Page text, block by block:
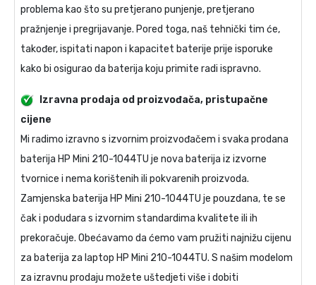
problema kao što su pretjerano punjenje, pretjerano
pražnjenje i pregrijavanje. Pored toga, naš tehnički tim će,
također, ispitati napon i kapacitet baterije prije isporuke
kako bi osigurao da baterija koju primite radi ispravno.
Izravna prodaja od proizvođača, pristupačne
cijene
Mi radimo izravno s izvornim proizvođačem i svaka prodana
baterija HP Mini 210-1044TU je nova baterija iz izvorne
tvornice i nema korištenih ili pokvarenih proizvoda.
Zamjenska baterija HP Mini 210-1044TU je pouzdana, te se
čak i podudara s izvornim standardima kvalitete ili ih
prekoračuje. Obećavamo da ćemo vam pružiti najnižu cijenu
za baterija za laptop HP Mini 210-1044TU. S našim modelom
za izravnu prodaju možete uštedjeti više i dobiti